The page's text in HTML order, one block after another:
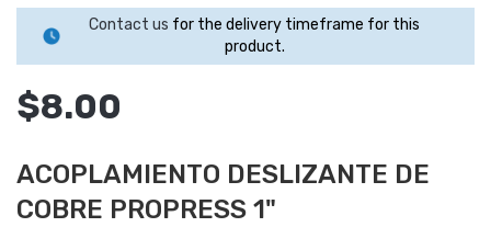
Contact us for the delivery timeframe for this
product.
$8.00
ACOPLAMIENTO DESLIZANTE DE
COBRE PROPRESS 1"